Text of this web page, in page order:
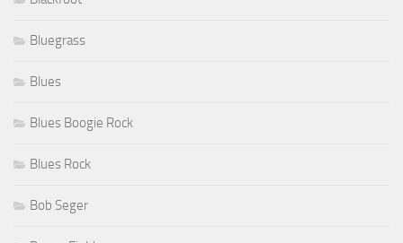
Bluegrass
Blues
Blues Boogie Rock
Blues Rock
Bob Seger